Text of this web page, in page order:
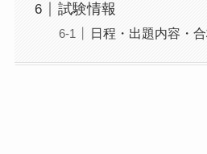
試験情報
日程・出題内容・